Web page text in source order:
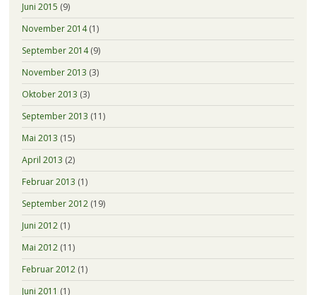
Juni 2015 (9)
November 2014(1)
September 2014(9)
November 2013 (3)
Oktober 2013 (3)
September 2013 (11)
Mai 2013 (15)
April 2013 (2)
Februar 2013 (1)
September 2012(19)
Juni 2012(1)
Mai 2012(11)
Februar 2012(1)
Juni 2011 (1)